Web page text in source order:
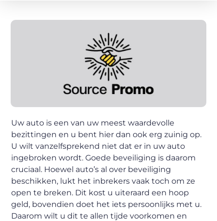
Uw auto is een van uw meest waardevolle
bezittingen en u bent hier dan ook erg zuinig op.
U wilt vanzelfsprekend niet dat er in uw auto
ingebroken wordt. Goede beveiliging is daarom
cruciaal. Hoewel auto’s al over beveiliging
beschikken, lukt het inbrekers vaak toch om ze
open te breken. Dit kost u uiteraard een hoop
geld, bovendien doet het iets persoonlijks met u.
Daarom wilt u dit te allen tijde voorkomen en